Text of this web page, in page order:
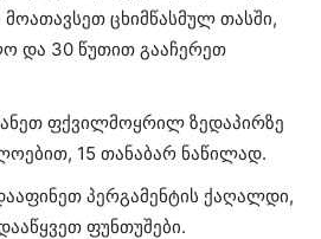
ცხიმწასმულ თასში,
და 30 წუთით გააჩერეთ
ფქვილმოყრილ ზედაპირზე
15 თანაბარ ნაწილად.
პერგამენტის ქაღალდი,
ფუნთუშები.